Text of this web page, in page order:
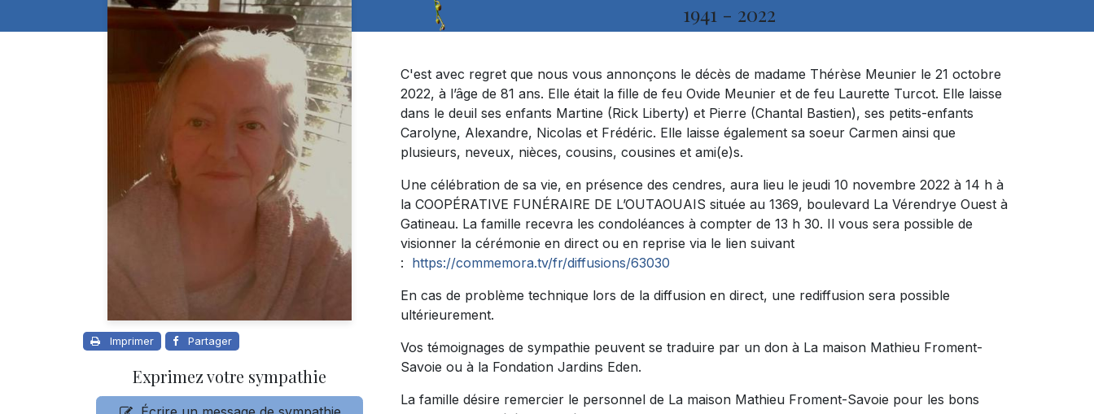
1941 - 2022
Imprimer Partager
Exprimez votre sympathie
C'est avec regret que nous vous annonçons le décès de madame Thérèse Meunier le 21 octobre
2022, à l’âge de 81 ans. Elle était la fille de feu Ovide Meunier et de feu Laurette Turcot. Elle laisse
dans le deuil ses enfants Martine (Rick Liberty) et Pierre (Chantal Bastien), ses petits-enfants
Carolyne, Alexandre, Nicolas et Frédéric. Elle laisse également sa soeur Carmen ainsi que
plusieurs, neveux, nièces, cousins, cousines et ami(e)s.
Une célébration de sa vie, en présence des cendres, aura lieu le jeudi 10 novembre 2022 à 14 h à
la COOPÉRATIVE FUNÉRAIRE DE L’OUTAOUAIS située au 1369, boulevard La Vérendrye Ouest à
Gatineau. La famille recevra les condoléances à compter de 13 h 30. Il vous sera possible de
visionner la cérémonie en direct ou en reprise via le lien suivant
: https://commemora.tv/fr/diffusions/63030
En cas de problème technique lors de la diffusion en direct, une rediffusion sera possible
ultérieurement.
Vos témoignages de sympathie peuvent se traduire par un don à La maison Mathieu Froment-
Savoie ou à la Fondation Jardins Eden.
La famille désire remercier le personnel de La maison Mathieu Froment-Savoie pour les bons